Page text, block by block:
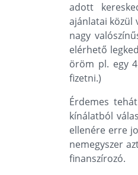
adott
ajánlatai közül
nagy
elérhető
öröm pl. egy
fizetni.)
Érdemes
kínálatból
ellenére erre
nemegyszer
finanszírozó.